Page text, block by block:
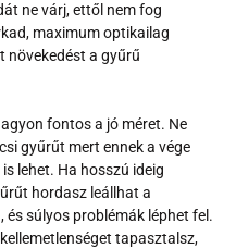
ne várj, ettől nem fog
maximum optikailag
növekedést a gyűrű
fontos a jó méret. Ne
gyűrűt mert ennek a vége
lehet. Ha hosszú ideig
hordasz leállhat a
és súlyos problémák léphet fel.
tapasztalsz,